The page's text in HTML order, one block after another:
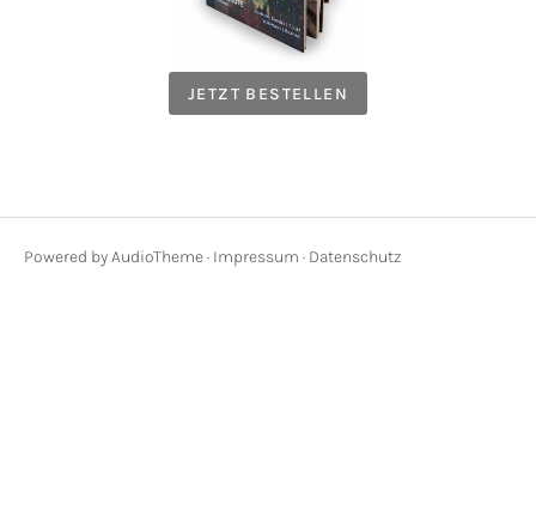
JETZT BESTELLEN
Powered byAudioTheme· Impressum · Datenschutz